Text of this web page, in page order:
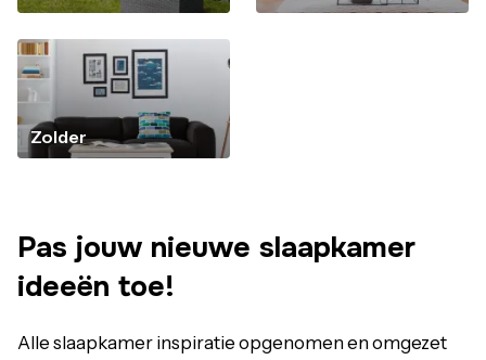
Zolder
Pas jouw nieuwe slaapkamer
ideeën toe!
Alle slaapkamer inspiratie opgenomen en omgezet